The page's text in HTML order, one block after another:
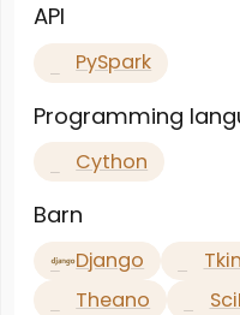
API
PySpark
Programming
Cython
Barn
Django
Theano